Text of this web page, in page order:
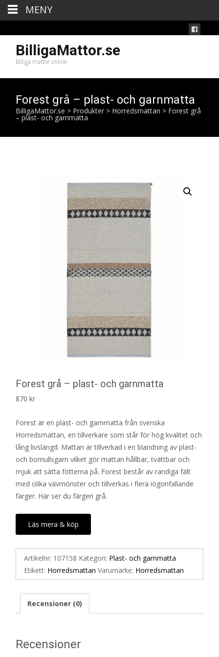
BilligaMattor.se
Billiga mattor online
Forest grå – plast- och garnmatta
BilligaMattor.se > Produkter > Horredsmattan > Forest grå
– plast- och garnmatta
Forest grå – plast- och garnmatta
870 kr
Forest är en plast- och garnmatta från svenska
Horredsmattan, en tillverkare som står för hög kvalitet och
lång livslängd. Mattan är tillverkad i en blandning av plast-
och bomullsgarn vilket gör mattan hållbar, tvättbar och
mjuk att sätta fötterna på. Forest består av randiga fält
med olika vävmönster och tillverkas i flera iögonfallande
färger. Här ser du färgen grå.
Läs mera & köp
Artikelnr: 107158 Kategori: Plast- och garnmatta
Etikett: Horredsmattan Varumärke: Horredsmattan
Recensioner (0)
Recensioner
MENY